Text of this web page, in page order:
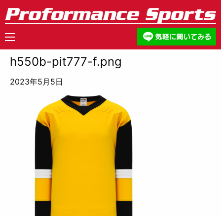
h550b-pit777-f.png
2023年5月5日